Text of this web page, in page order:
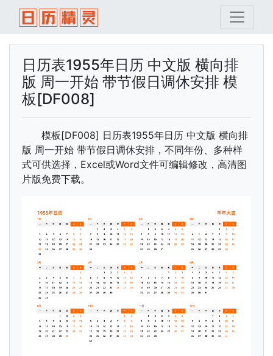
日历表1955年日历 中文版 横向排
版 周一开始 带节假日调休安排 模
板[DF008]
模板[DF008] 日历表1955年日历 中文版 横向排
版 周一开始 带节假日调休安排，不同年份、多种样
式可供选择，Excel或Word文件可编辑修改，高清图
片版免费下载。